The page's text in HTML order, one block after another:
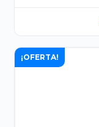
¡OFERTA!